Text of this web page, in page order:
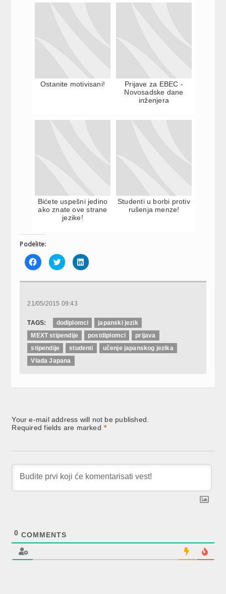
Ostanite motivisani!
Prijave za EBEC -
Novosadske dane
inženjera
Bićete uspešni jedino
ako znate ove strane
jezike!
Studenti u borbi protiv
rušenja menze!
Podelite:
Click
to
share
Facebook
new
Click
to
share
Twitter
new
Click
to
LinkedIn
21/05/2015 09:43
TAGS: dodiplomci
japanski jezik
MEXT stipendije
postdiplomci
prijava
stipendije
studenti
učenje japanskog jezika
Vlada Japana
Your e-mail address will not be published.
Required fields are marked *
0 COMMENTS